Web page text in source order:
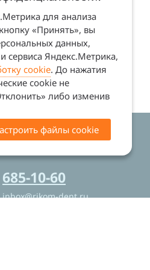
(ст. 437 ГК
685-10-60
inbox@rikom-dent.ru
для анализа
«Принять», вы
данных,
сервиса Яндекс.Метрика,
cookie. До нажатия
cookie не
либо изменив
файлы cookie